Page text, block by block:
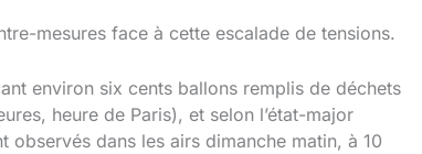
mesures face à cette escalade de tensions.
environ six cents ballons remplis de déchets
heure de Paris), et selon l’état-major
dans les airs dimanche matin, à 10